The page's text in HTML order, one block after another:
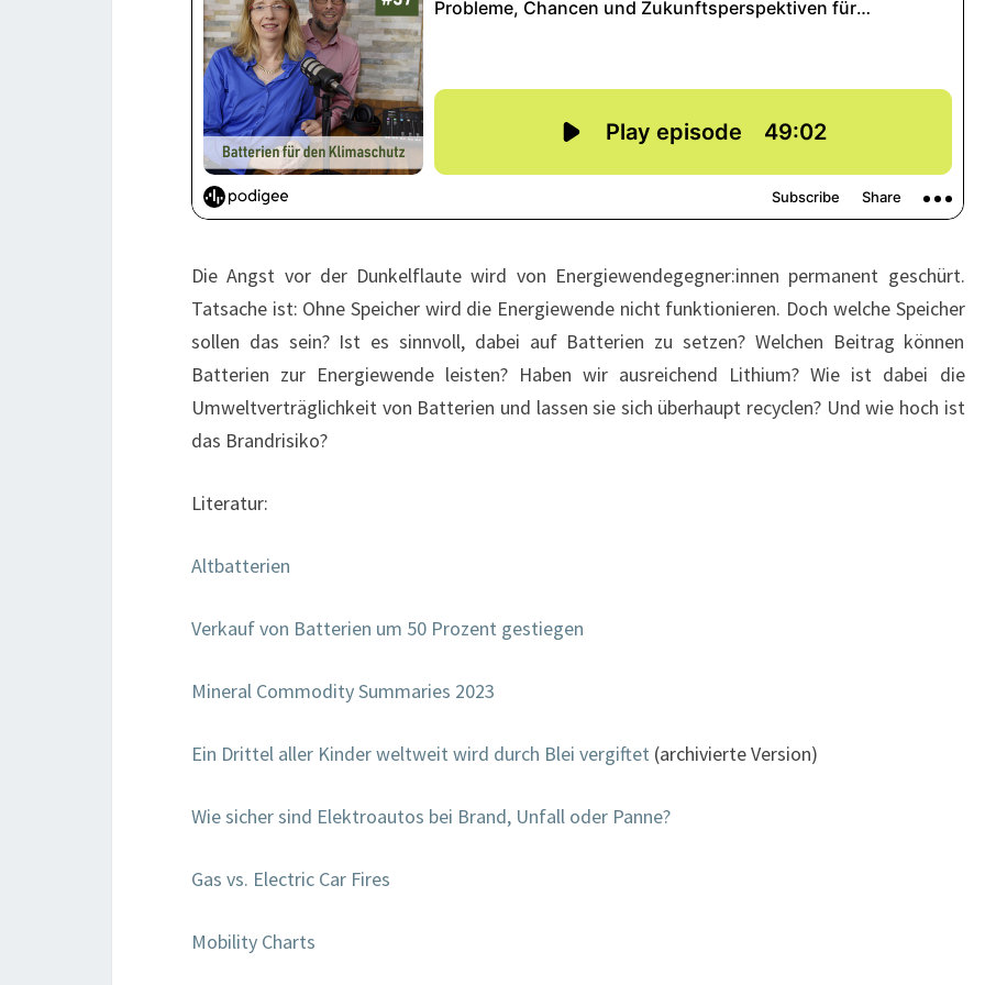
Die Angst vor der Dunkelflaute wird von Energiewendegegner:innen permanent geschürt.
Tatsache ist: Ohne Speicher wird die Energiewende nicht funktionieren. Doch welche Speicher
sollen das sein? Ist es sinnvoll, dabei auf Batterien zu setzen? Welchen Beitrag können
Batterien zur Energiewende leisten? Haben wir ausreichend Lithium? Wie ist dabei die
Umweltverträglichkeit von Batterien und lassen sie sich überhaupt recyclen? Und wie hoch ist
das Brandrisiko?
Literatur:
Altbatterien
Verkauf von Batterien um 50 Prozent gestiegen
Mineral Commodity Summaries 2023
Ein Drittel aller Kinder weltweit wird durch Blei vergiftet (archivierte Version)
Wie sicher sind Elektroautos bei Brand, Unfall oder Panne?
Gas vs. Electric Car Fires
Mobility Charts